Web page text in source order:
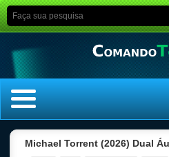
Home
Michael Torrent (2026) Dual